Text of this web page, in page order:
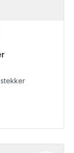
48 uur*